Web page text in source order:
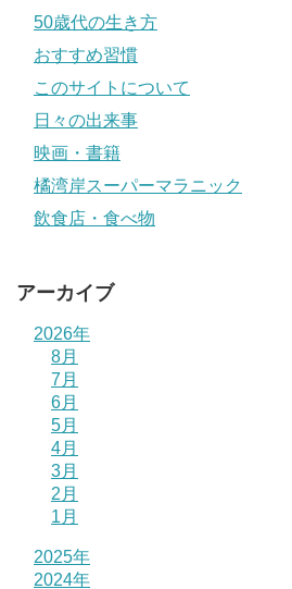
50歳代の生き方
おすすめ習慣
このサイトについて
日々の出来事
映画・書籍
橘湾岸スーパーマラニック
飲食店・食べ物
アーカイブ
2026年
8月
7月
6月
5月
4月
3月
2月
1月
2025年
2024年